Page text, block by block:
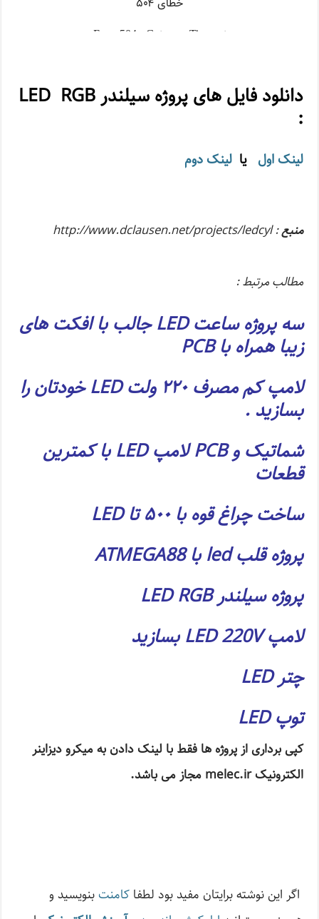
دانلود فایل های پروژه سیلندر LED RGB
:
لینک اول یا لینک دوم
منبع: http://www.dclausen.net/projects/ledcyl
مطالب مرتبط :
سه پروژه ساعت LED جالب با افکت های
زیبا همراه با PCB
لامپ کم مصرف ۲۲۰ ولت LED خودتان را
بسازید .
شماتیک و PCB لامپ LED با کمترین
قطعات
ساخت چراغ قوه با ۵۰۰ تا LED
پروژه قلب led با ATMEGA88
پروژه سیلندر LED RGB
لامپ LED 220V بسازید
چتر LED
توپ LED
کپی برداری از پروژه ها فقط با لینک دادن به میکرو دیزاینر
الکترونیک melec.ir مجاز می باشد.
اگر این نوشته‌ برایتان مفید بود لطفاکامنت بنویسید و